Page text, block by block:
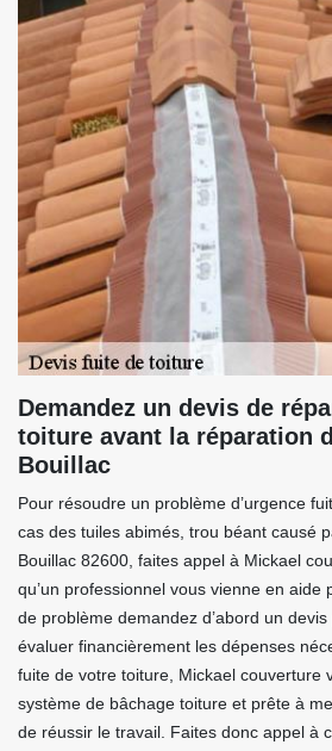
Demandez un devis de
toiture avant la réparation
Bouillac
Pour résoudre un problème d’urgence
cas des tuiles abimés, trou béant causé
Bouillac 82600, faites appel à Mickael
qu’un professionnel vous vienne en aide
de problème demandez d’abord un
évaluer financièrement les dépenses
fuite de votre toiture, Mickael couverture
système de bâchage toiture et prête à
de réussir le travail. Faites donc appel à